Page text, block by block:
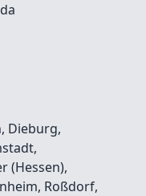
, Dieburg,
,
(Hessen),
, Roßdorf,